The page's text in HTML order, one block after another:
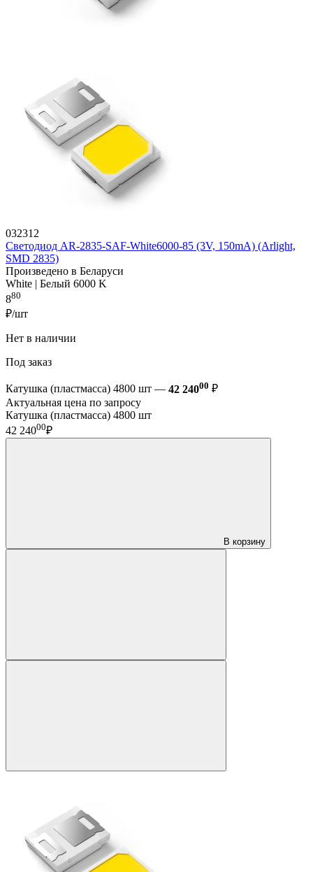
032312
Светодиод AR-2835-SAF-White6000-85 (3V, 150mA) (Arlight,
SMD 2835)
Произведено в Беларуси
White | Белый 6000 K
880
₽/шт
Нет в наличии
Под заказ
Катушка (пластмасса) 4800 шт — 42 24000 ₽
Актуальная цена по запросу
Катушка (пластмасса) 4800 шт
42 24000₽
В корзину